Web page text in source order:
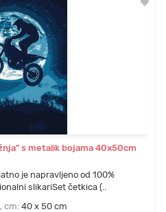
s metalik bojama 40x50cm
je napravljeno od 100%
slikariSet četkica (..
cm:40 x 50 cm